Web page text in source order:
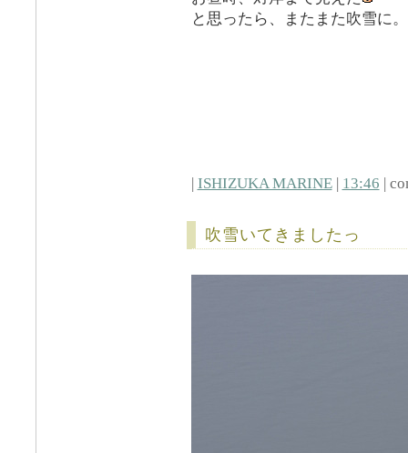
と思ったら、またまた吹雪に
| ISHIZUKA MARINE| 13:46 |
吹雪いてきましたっ